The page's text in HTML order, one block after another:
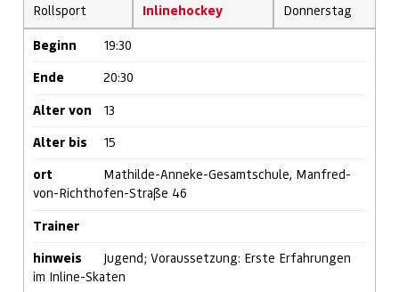
Rollsport Inlinehockey Donnerstag
Beginn 19:30
Ende 20:30
Alter von 13
Alter bis 15
ort
Mathilde-Anneke-Gesamtschule, Manfred-
von-Richthofen-Straße 46
Trainer
hinweis
Jugend; Voraussetzung: Erste Erfahrungen
im Inline-Skaten